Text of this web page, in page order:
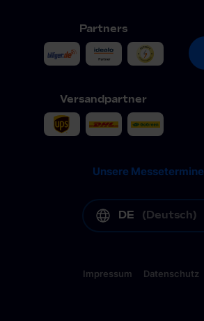
Partners
Versandpartner
Unsere Messetermine
DE (Deutsch)
Impressum Datenschutz